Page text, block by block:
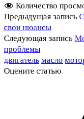
Количество
Предыдущая запись
свои нюансы
Следующая запись
проблемы
двигатель масло
Оцените статью